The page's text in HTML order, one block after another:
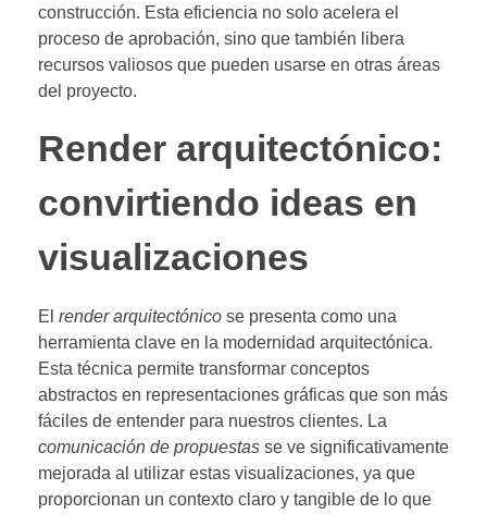
construcción. Esta eficiencia no solo acelera el
proceso de aprobación, sino que también libera
recursos valiosos que pueden usarse en otras áreas
del proyecto.
Render arquitectónico:
convirtiendo ideas en
visualizaciones
El render arquitectónico se presenta como una
herramienta clave en la modernidad arquitectónica.
Esta técnica permite transformar conceptos
abstractos en representaciones gráficas que son más
fáciles de entender para nuestros clientes. La
comunicación de propuestas se ve significativamente
mejorada al utilizar estas visualizaciones, ya que
proporcionan un contexto claro y tangible de lo que